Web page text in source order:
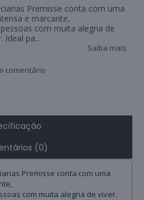
Premisse conta com uma
e marcante,
com muita alegria de
Ideal pa...
Saiba mais
comentário
(0)
Premisse conta com uma
com muita alegria de viver.